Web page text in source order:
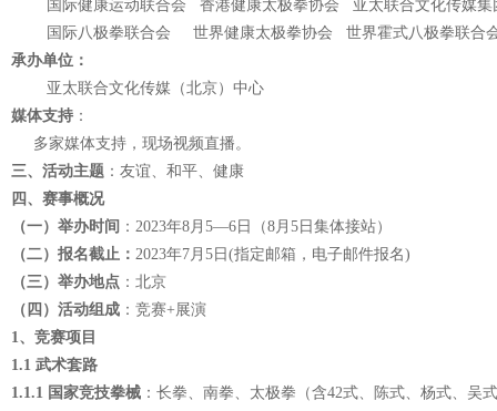
国际健康运动联合会 香港健康太极拳协会 亚太联合文化传媒集
国际八极拳联合会 世界健康太极拳协会 世界霍式八极拳联合
承办单位：
亚太联合文化传媒（北京）中心
媒体支持 ：
多家媒体支持，现场视频直播。
三、活动主题 ：友谊、和平、健康
四、赛事概况
（一）举办时间 ：2023年8月5—6日（8月5日集体接站）
（二）报名截止： 2023年7月5日(指定邮箱，电子邮件报名)
（三）举办地点 ：北京
（四）活动组成 ：竞赛+展演
1、竞赛项目
1.1 武术套路
1.1.1 国家竞技拳械 ：长拳、南拳、太极拳（含42式、陈式、杨式、